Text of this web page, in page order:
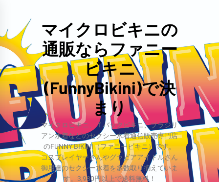
テ
ン
ツ
へ
ッ
プ
マイクロビキニの
通販ならファニー
ビキニ
(FunnyBikini)で決
まり
マイクロビキニ、Ｔバックビキニ、ブラジリ
アン水着などのセクシー水着通信販売専門店
のFUNNY BIKINI（ファニービキニ）です。
コスプレイヤーさんやグラビアアイドルさん
御用達のセクシー水着を多数取り揃えていま
す。3,980円以上で送料無料！